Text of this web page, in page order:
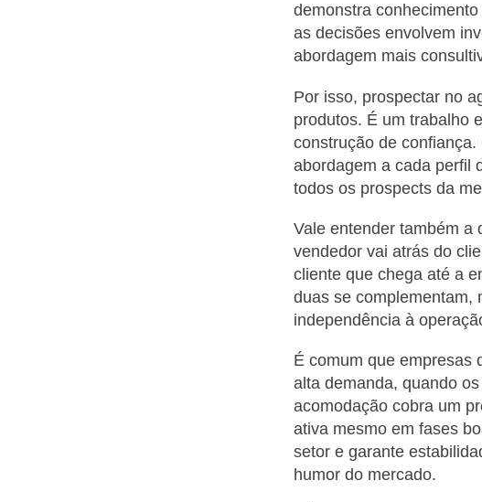
demonstra
as decisões envolvem
abordagem mais
Por isso, prospectar no
produtos. É um trabalho
construção de
abordagem a cada perfil
todos os prospects da
Vale entender também a
vendedor vai atrás do
cliente que chega até a
duas se complementam,
independência à
É comum que empresas
alta demanda, quando
acomodação cobra um
ativa mesmo em fases
setor e garante
humor do mercado.